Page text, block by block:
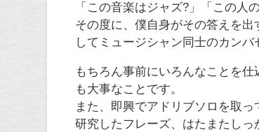
「この音楽はジャズ?」「この人
その度に、僕自身がその答えを
してミュージシャン同士のカンバ
もちろん事前にいろんなことを
も大事なことです。
また、即興でアドリブソロを取
研究したフレーズ、はたまたし